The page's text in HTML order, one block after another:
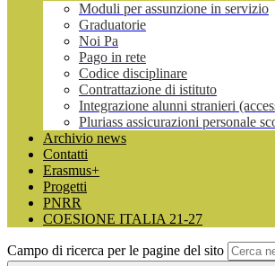
Moduli per assunzione in servizio
Graduatorie
Noi Pa
Pago in rete
Codice disciplinare
Contrattazione di istituto
Integrazione alunni stranieri
Pluriass assicurazioni personale
Archivio news
Contatti
Erasmus+
Progetti
PNRR
COESIONE ITALIA 21-27
Campo di ricerca per le pagine del sito